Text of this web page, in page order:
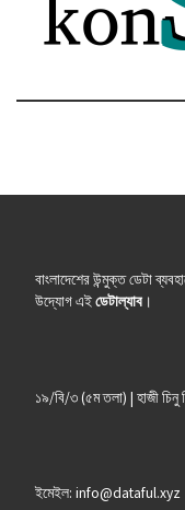
বাংলাদেশের উন্মুক্ত ডেটা
উদ্যোগ এইডেটাল্যাব।
১৯/বি/৩ (৫ম তলা) | হাজী চিনু
ইমেইল: info@dataful.xyz